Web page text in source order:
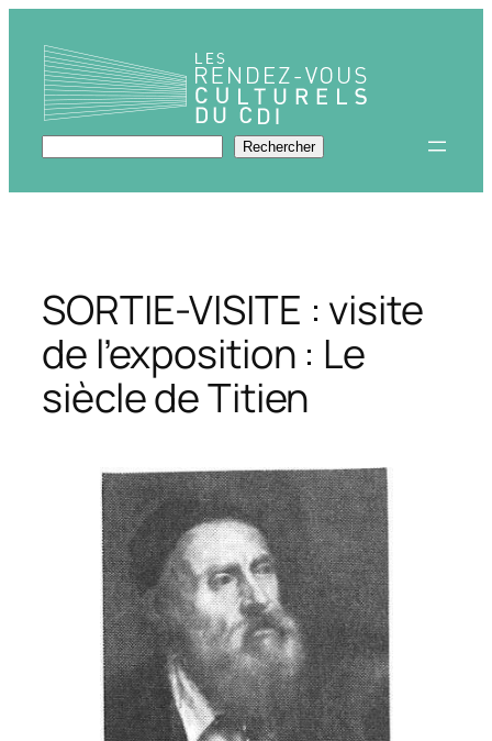
contenu
Rechercher Rechercher
SORTIE-VISITE : visite
de l’exposition : Le
siècle de Titien